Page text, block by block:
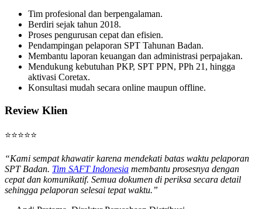
Tim profesional dan berpengalaman.
Berdiri sejak tahun 2018.
Proses pengurusan cepat dan efisien.
Pendampingan pelaporan SPT Tahunan Badan.
Membantu laporan keuangan dan administrasi perpajakan.
Mendukung kebutuhan PKP, SPT PPN, PPh 21, hingga
aktivasi Coretax.
Konsultasi mudah secara online maupun offline.
Review Klien
⭐⭐⭐⭐⭐
“Kami sempat khawatir karena mendekati batas waktu pelaporan
SPT Badan. Tim SAFT Indonesia membantu prosesnya dengan
cepat dan komunikatif. Semua dokumen di periksa secara detail
sehingga pelaporan selesai tepat waktu.”